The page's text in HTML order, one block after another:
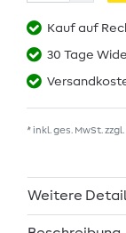
Kauf auf
30 Tage
* inkl. ges. MwSt. zzgl.
Weitere